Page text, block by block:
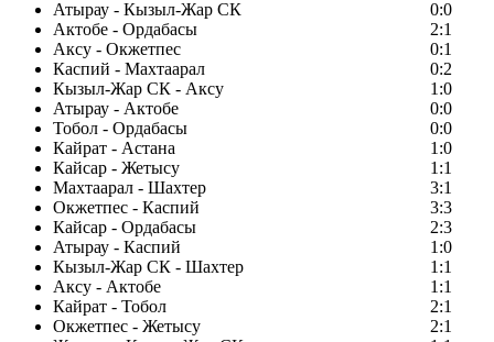
Атырау - Кызыл-Жар СК
0:0
Актобе - Ордабасы
2:1
Аксу - Окжетпес
0:1
Каспий - Махтаарал
0:2
Кызыл-Жар СК - Аксу
1:0
Атырау - Актобе
0:0
Тобол - Ордабасы
0:0
Кайрат - Астана
1:0
Кайсар - Жетысу
1:1
Махтаарал - Шахтер
3:1
Окжетпес - Каспий
3:3
Кайсар - Ордабасы
2:3
Атырау - Каспий
1:0
Кызыл-Жар СК - Шахтер
1:1
Аксу - Актобе
1:1
Кайрат - Тобол
2:1
Окжетпес - Жетысу
2:1